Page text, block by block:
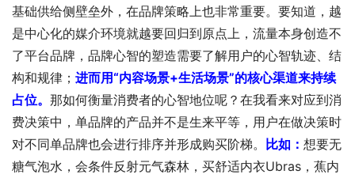
基础供给侧壁垒外，在品牌策略上也非常重要。要知道，越
是中心化的媒介环境就越要回归到原点上，流量本身创造不
了平台品牌，品牌心智的塑造需要了解用户的心智轨迹、结
构和规律； 进而用“内容场景+生活场景”的核心渠道来持续
占位。 那如何衡量消费者的心智地位呢？在我看来对应到消
费决策中，单品牌的产品并不是生来平等，用户在做决策时
对不同单品牌也会进行排序并形成购买阶梯。
比如： 想要无
糖气泡水，会条件反射元气森林，买舒适内衣Ubras，蕉内